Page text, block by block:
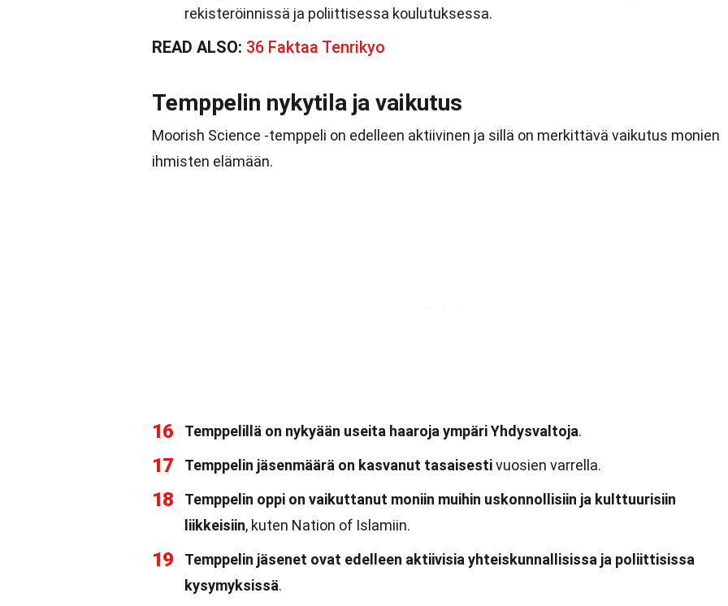
rekisteröinnissä ja poliittisessa koulutuksessa.
READ ALSO: 36 Faktaa Tenrikyo
Temppelin nykytila ja vaikutus
Moorish Science -temppeli on edelleen aktiivinen ja sillä on merkittävä vaikutus monien
ihmisten elämään.
16 Temppelillä on nykyään useita haaroja ympäri Yhdysvaltoja.
17 Temppelin jäsenmäärä on kasvanut tasaisestivuosien varrella.
18
Temppelin oppi on vaikuttanut moniin muihin uskonnollisiin ja kulttuurisiin
liikkeisiin, kuten Nation of Islamiin.
19
Temppelin jäsenet ovat edelleen aktiivisia yhteiskunnallisissa ja poliittisissa
kysymyksissä.